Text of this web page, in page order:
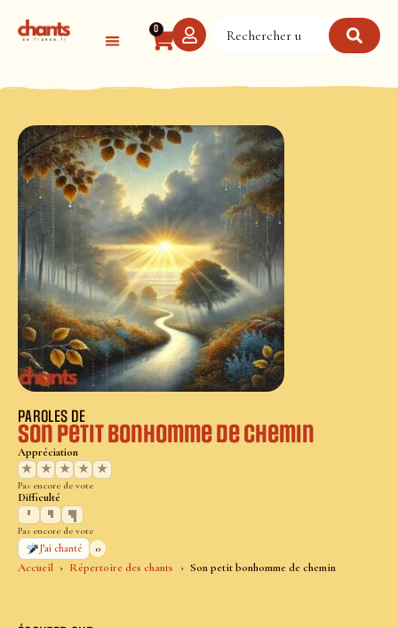
0
Accueil Répertoire des chants Son petit bonhomme de chemin
PAROLES DE
Son petit bonhomme de chemin
Appréciation
★
★ ★ ★ ★
Pas encore de vote
Difficulté
Pas encore de vote
J’ai chanté
0